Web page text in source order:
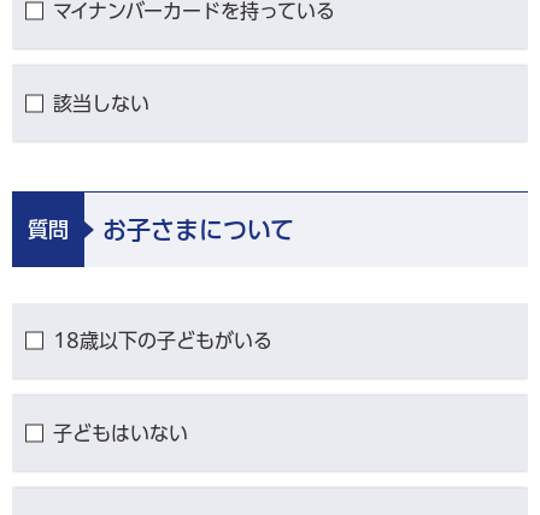
マイナンバーカードを持っている
該当しない
質問 お子さまについて
18歳以下の子どもがいる
子どもはいない